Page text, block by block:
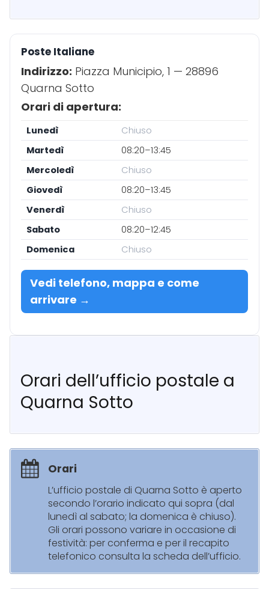
Poste Italiane
Indirizzo: Piazza Municipio, 1 — 28896
Quarna Sotto
Orari di apertura:
Lunedì
Chiuso
Martedì
08:20–13:45
Mercoledì
Chiuso
Giovedì
08:20–13:45
Venerdì
Chiuso
Sabato
08:20–12:45
Domenica
Chiuso
Vedi telefono, mappa e come
arrivare →
Orari dell’ufficio postale a
Quarna Sotto
Orari
L’ufficio postale di Quarna Sotto è aperto
secondo l’orario indicato qui sopra (dal
lunedì al sabato; la domenica è chiuso).
Gli orari possono variare in occasione di
festività: per conferma e per il recapito
telefonico consulta la scheda dell’ufficio.